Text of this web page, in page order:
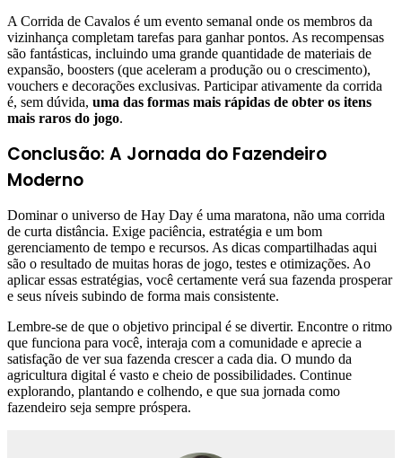
A Corrida de Cavalos é um evento semanal onde os membros da
vizinhança completam tarefas para ganhar pontos. As recompensas
são fantásticas, incluindo uma grande quantidade de materiais de
expansão, boosters (que aceleram a produção ou o crescimento),
vouchers e decorações exclusivas. Participar ativamente da corrida
é, sem dúvida, uma das formas mais rápidas de obter os itens
mais raros do jogo.
Conclusão: A Jornada do Fazendeiro
Moderno
Dominar o universo de Hay Day é uma maratona, não uma corrida
de curta distância. Exige paciência, estratégia e um bom
gerenciamento de tempo e recursos. As dicas compartilhadas aqui
são o resultado de muitas horas de jogo, testes e otimizações. Ao
aplicar essas estratégias, você certamente verá sua fazenda prosperar
e seus níveis subindo de forma mais consistente.
Lembre-se de que o objetivo principal é se divertir. Encontre o ritmo
que funciona para você, interaja com a comunidade e aprecie a
satisfação de ver sua fazenda crescer a cada dia. O mundo da
agricultura digital é vasto e cheio de possibilidades. Continue
explorando, plantando e colhendo, e que sua jornada como
fazendeiro seja sempre próspera.